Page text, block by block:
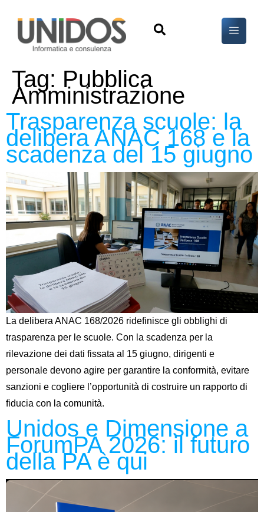
Tag: Pubblica
Amministrazione
Trasparenza scuole: la
delibera ANAC 168 e la
scadenza del 15 giugno
La delibera ANAC 168/2026 ridefinisce gli obblighi di
trasparenza per le scuole. Con la scadenza per la
rilevazione dei dati fissata al 15 giugno, dirigenti e
personale devono agire per garantire la conformità, evitare
sanzioni e cogliere l’opportunità di costruire un rapporto di
fiducia con la comunità.
Unidos e Dimensione a
ForumPA 2026: il futuro
della PA è qui